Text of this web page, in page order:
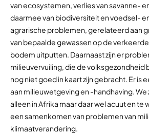
van ecosystemen, verlies van savanne-
daarmee van biodiversiteit en voedsel-
agrarische problemen, gerelateerd aan
van bepaalde gewassen op de
bodem uitputten. Daarnaast zijn er
milieuvervuiling, die de volksgezondheid
nog niet goed in kaart zijn gebracht. Er is
aan milieuwetgeving en -handhaving. We
alleen in Afrika maar daar wel acuut en te
een samenkomen van problemen van
klimaatverandering.